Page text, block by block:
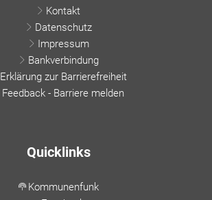
Kontakt
Datenschutz
Impressum
Bankverbindung
Erklärung zur Barrierefreiheit
Feedback - Barriere melden
Quicklinks
Kommunenfunk